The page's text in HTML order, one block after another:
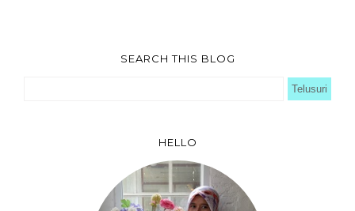
SEARCH THIS BLOG
HELLO